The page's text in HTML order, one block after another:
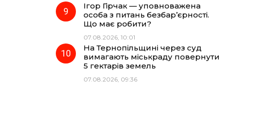
Ігор Гірчак — уповноважена
особа з питань безбар’єрності.
Що має робити?
07.08.2026, 10:01
На Тернопільщині через суд
вимагають міськраду повернути
5 гектарів земель
07.08.2026, 09:36